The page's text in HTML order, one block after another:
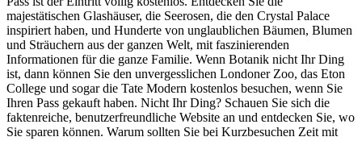
majestätischen Glashäuser, die Seerosen, die den Crystal Palace
inspiriert haben, und Hunderte von unglaublichen Bäumen, Blumen
und Sträuchern aus der ganzen Welt, mit faszinierenden
Informationen für die ganze Familie. Wenn Botanik nicht Ihr Ding
ist, dann können Sie den unvergesslichen Londoner Zoo, das Eton
College und sogar die Tate Modern kostenlos besuchen, wenn Sie
Ihren Pass gekauft haben. Nicht Ihr Ding? Schauen Sie sich die
faktenreiche, benutzerfreundliche Website an und entdecken Sie, wo
Sie sparen können. Warum sollten Sie bei Kurzbesuchen Zeit mit